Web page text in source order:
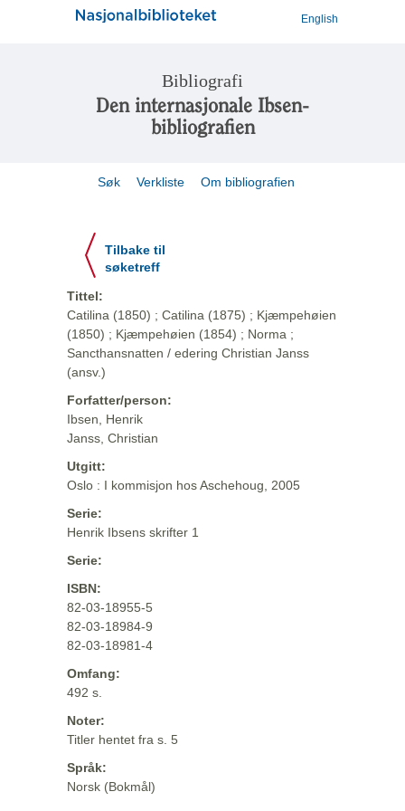
English
Bibliografi
Den internasjonale Ibsen-
bibliografien
Søk Verkliste Om bibliografien
Tilbake til
søketreff
Tittel:
Catilina (1850) ; Catilina (1875) ; Kjæmpehøien
(1850) ; Kjæmpehøien (1854) ; Norma ;
Sancthansnatten / edering Christian Janss
(ansv.)
Forfatter/person:
Ibsen, Henrik
Janss, Christian
Utgitt:
Oslo : I kommisjon hos Aschehoug, 2005
Serie:
Henrik Ibsens skrifter 1
Serie:
ISBN:
82-03-18955-5
82-03-18984-9
82-03-18981-4
Omfang:
492 s.
Noter:
Titler hentet fra s. 5
Språk:
Norsk (Bokmål)